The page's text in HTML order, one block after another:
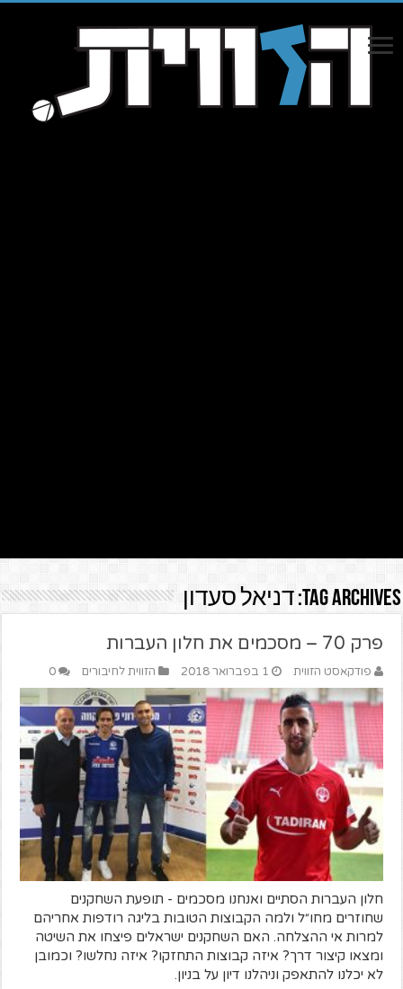
Tag Archives: דניאל סעדון
פרק 70 – מסכמים את חלון העברות
פודקאסט הזווית 1 בפברואר 2018 הזווית לחיבורים 0
חלון העברות הסתיים ואנחנו מסכמים - תופעת השחקנים
שחוזרים מחו״ל ולמה הקבוצות הטובות בליגה רודפות אחריהם
למרות אי ההצלחה. האם השחקנים ישראלים פיצחו את השיטה
ומצאו קיצור דרך? איזה קבוצות התחזקו? איזה נחלשו? וכמובן
לא יכלנו להתאפק וניהלנו דיון על בניון.